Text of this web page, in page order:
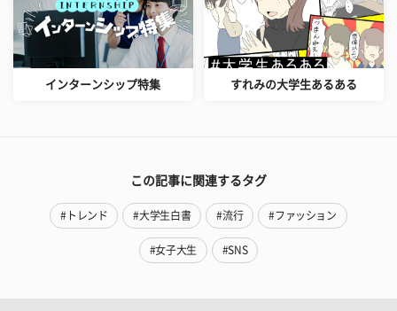
インターンシップ特集 すれみの大学生あるある
この記事に関連するタグ
#トレンド #大学生白書 #流行 #ファッション
#女子大生 #SNS